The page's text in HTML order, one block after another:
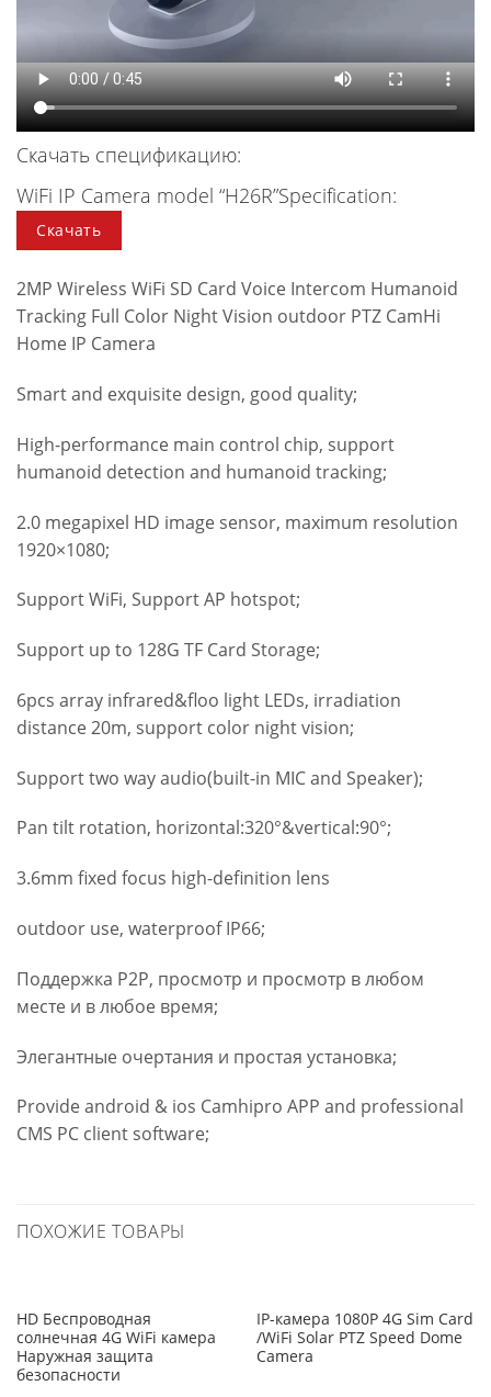
Скачать спецификацию:
WiFi IP Camera model “H26R”Specification:
Скачать
2MP Wireless WiFi SD Card Voice Intercom Humanoid
Tracking Full Color Night Vision outdoor PTZ CamHi
Home IP Camera
Smart and exquisite design, good quality;
High-performance main control chip, support
humanoid detection and humanoid tracking;
2.0 megapixel HD image sensor, maximum resolution
1920×1080;
Support WiFi, Support AP hotspot;
Support up to 128G TF Card Storage;
6pcs array infrared&floo light LEDs, irradiation
distance 20m, support color night vision;
Support two way audio(built-in MIC and Speaker);
Pan tilt rotation, horizontal:320°&vertical:90°;
3.6mm fixed focus high-definition lens
outdoor use, waterproof IP66;
Поддержка P2P, просмотр и просмотр в любом
месте и в любое время;
Элегантные очертания и простая установка;
Provide android & ios Camhipro APP and professional
CMS PC client software;
ПОХОЖИЕ ТОВАРЫ
HD Беспроводная
солнечная 4G WiFi камера
Наружная защита
безопасности
IP-камера 1080P 4G Sim Card
/WiFi Solar PTZ Speed Dome
Camera